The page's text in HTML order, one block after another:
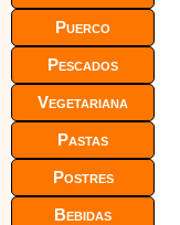
Puerco
Pescados
Vegetariana
Pastas
Postres
Bebidas